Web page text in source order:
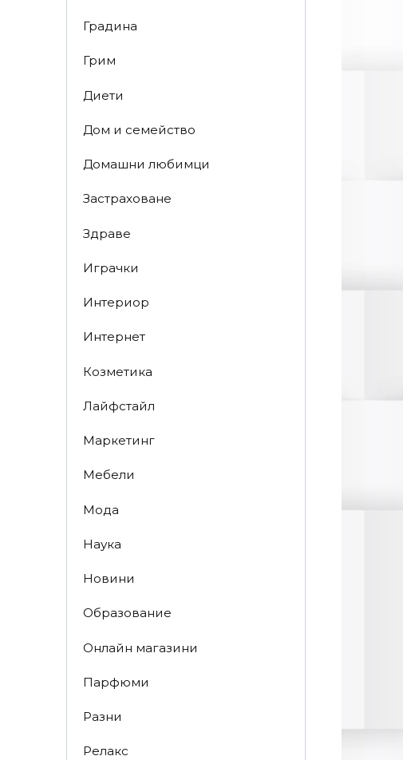
Градина
Грим
Диети
Дом и семейство
Домашни любимци
Застраховане
Здраве
Играчки
Интериор
Интернет
Козметика
Лайфстайл
Маркетинг
Мебели
Мода
Наука
Новини
Образование
Онлайн магазини
Парфюми
Разни
Релакс